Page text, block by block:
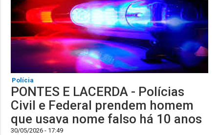
Polícia
PONTES E LACERDA - Polícias
Civil e Federal prendem homem
que usava nome falso há 10 anos
30/05/2026 - 17:49